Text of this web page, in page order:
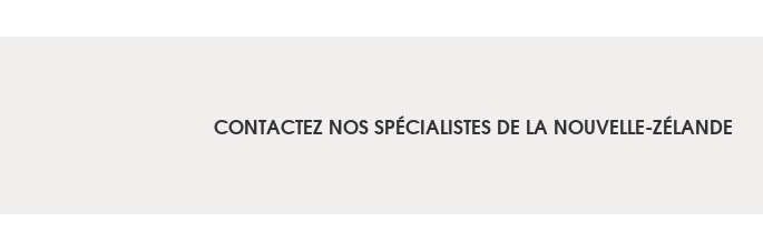
CONTACTEZ NOS SPÉCIALISTES DE LA NOUVELLE-ZÉLANDE